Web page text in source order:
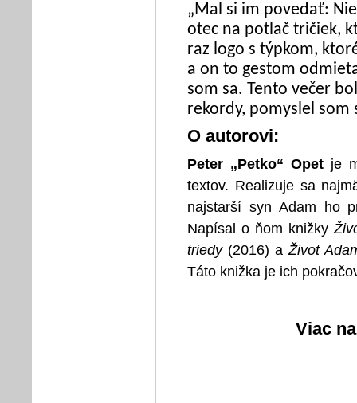
„Mal si im povedať:
otec na potlač tričiek,
raz logo s týpkom,
a on to gestom
som sa. Tento večer
rekordy, pomyslel som
O autorovi:
Peter „Petko“ Opet je
textov. Realizuje sa
najstarší syn Adam ho
Napísal o ňom knižky
triedy(2016) aŽivot
Táto knižka je ich
Viac